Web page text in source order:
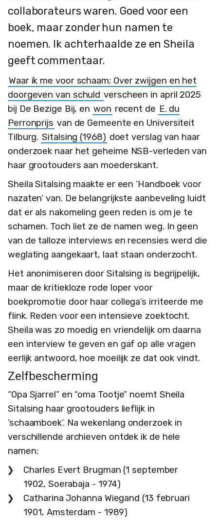
collaborateurs waren. Goed voor een
boek, maar zonder hun namen te
noemen. Ik achterhaalde ze en Sheila
geeft commentaar.
Waar ik me voor schaam; Over zwijgen en het
doorgeven van schuld verscheen in april 2025
bij De Bezige Bij, en won recent de E. du
Perronprijs van de Gemeente en Universiteit
Tilburg. Sitalsing (1968) doet verslag van haar
onderzoek naar het geheime NSB-verleden van
haar grootouders aan moederskant.
Sheila Sitalsing maakte er een ‘Handboek voor
nazaten’ van. De belangrijkste aanbeveling luidt
dat er als nakomeling geen reden is om je te
schamen. Toch liet ze de namen weg. In geen
van de talloze interviews en recensies werd die
weglating aangekaart, laat staan onderzocht.
Het anonimiseren door Sitalsing is begrijpelijk,
maar de kritiekloze rode loper voor
boekpromotie door haar collega’s irriteerde me
flink. Reden voor een intensieve zoektocht.
Sheila was zo moedig en vriendelijk om daarna
een interview te geven en gaf op alle vragen
eerlijk antwoord, hoe moeilijk ze dat ook vindt.
Zelfbescherming
“Opa Sjarrel” en “oma Tootje” noemt Sheila
Sitalsing haar grootouders lieflijk in
‘schaamboek’. Na wekenlang onderzoek in
verschillende archieven ontdek ik de hele
namen:
Charles Evert Brugman (1 september
1902, Soerabaja - 1974)
Catharina Johanna Wiegand (13 februari
1901, Amsterdam - 1989)